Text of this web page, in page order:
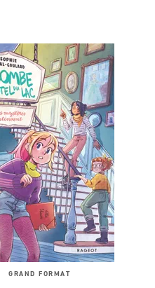
GRAND FORMAT